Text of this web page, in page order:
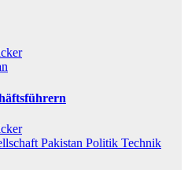
Pakistan Politik Technik